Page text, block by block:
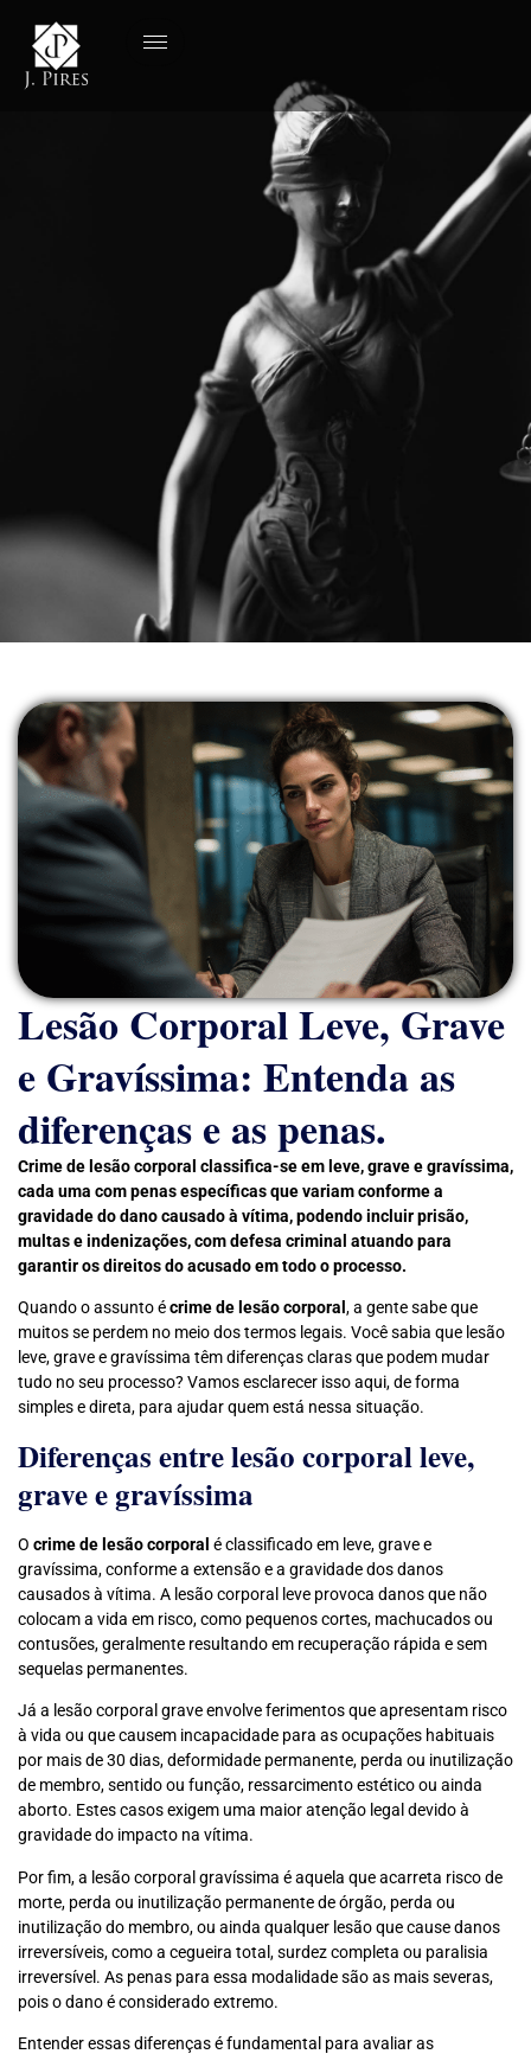
Lesão Corporal Leve, Grave
e Gravíssima: Entenda as
diferenças e as penas.
Crime de lesão corporal classifica-se em leve, grave e gravíssima,
cada uma com penas específicas que variam conforme a
gravidade do dano causado à vítima, podendo incluir prisão,
multas e indenizações, com defesa criminal atuando para
garantir os direitos do acusado em todo o processo.
Quando o assunto écrime de lesão corporal , a gente sabe que
muitos se perdem no meio dos termos legais. Você sabia que lesão
leve, grave e gravíssima têm diferenças claras que podem mudar
tudo no seu processo? Vamos esclarecer isso aqui, de forma
simples e direta, para ajudar quem está nessa situação.
Diferenças entre lesão corporal leve,
grave e gravíssima
O crime de lesão corporal é classificado em leve, grave e
gravíssima, conforme a extensão e a gravidade dos danos
causados à vítima. A lesão corporal leve provoca danos que não
colocam a vida em risco, como pequenos cortes, machucados ou
contusões, geralmente resultando em recuperação rápida e sem
sequelas permanentes.
Já a lesão corporal grave envolve ferimentos que apresentam risco
à vida ou que causem incapacidade para as ocupações habituais
por mais de 30 dias, deformidade permanente, perda ou inutilização
de membro, sentido ou função, ressarcimento estético ou ainda
aborto. Estes casos exigem uma maior atenção legal devido à
gravidade do impacto na vítima.
Por fim, a lesão corporal gravíssima é aquela que acarreta risco de
morte, perda ou inutilização permanente de órgão, perda ou
inutilização do membro, ou ainda qualquer lesão que cause danos
irreversíveis, como a cegueira total, surdez completa ou paralisia
irreversível. As penas para essa modalidade são as mais severas,
pois o dano é considerado extremo.
Entender essas diferenças é fundamental para avaliar as